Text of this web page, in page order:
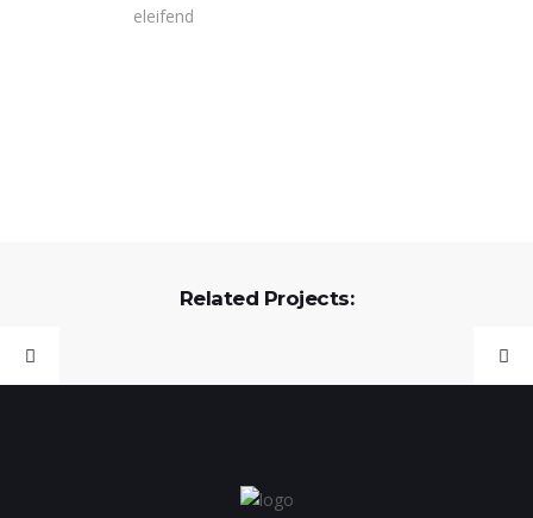
eleifend
Related Projects: